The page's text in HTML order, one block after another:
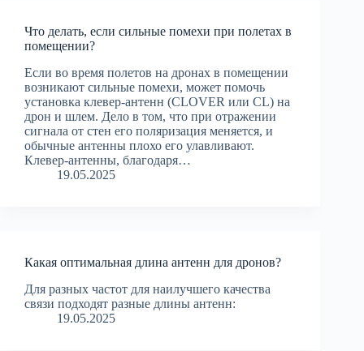
Что делать, если сильные помехи при полетах в
помещении?
Если во время полетов на дронах в помещении
возникают сильные помехи, может помочь
установка клевер-антенн (CLOVER или CL) на
дрон и шлем. Дело в том, что при отражении
сигнала от стен его поляризация меняется, и
обычные антенны плохо его улавливают.
Клевер-антенны, благодаря…
19.05.2025
Какая оптимальная длина антенн для дронов?
Для разных частот для наилучшего качества
связи подходят разные длины антенн:
19.05.2025